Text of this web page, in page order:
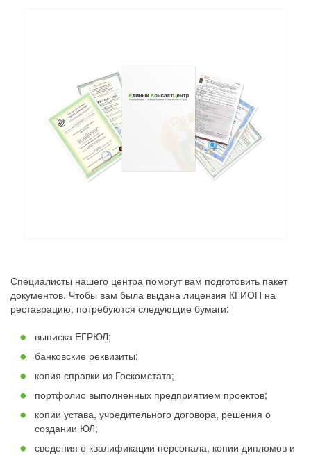
Специалисты нашего центра помогут вам подготовить пакет
документов. Чтобы вам была выдана лицензия КГИОП на
реставрацию, потребуются следующие бумаги:
выписка ЕГРЮЛ;
банковские реквизиты;
копия справки из Госкомстата;
портфолио выполненных предприятием проектов;
копии устава, учредительного договора, решения о
создании ЮЛ;
сведения о квалификации персонала, копии дипломов и